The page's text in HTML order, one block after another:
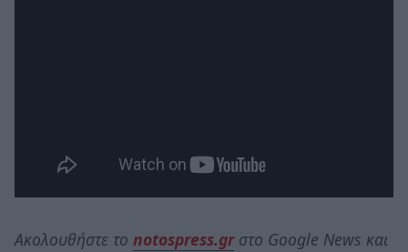
Ακολουθήστε το notospress.grστο Google News και